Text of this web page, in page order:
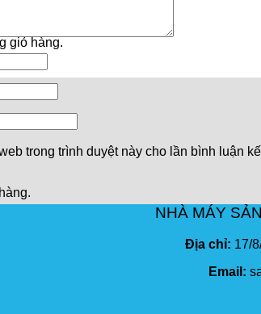
giỏ hàng.
trong trình duyệt này cho lần bình luận
NHÀ MÁY
Địa chỉ: 17/
Email: